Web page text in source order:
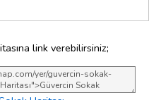
link verebilirsiniz;